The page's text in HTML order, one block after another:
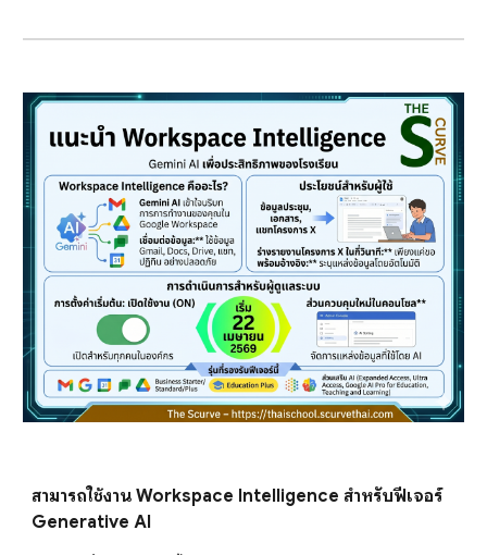
สามารถใช้งาน Workspace Intelligence สำหรับฟีเจอร์
Generative AI